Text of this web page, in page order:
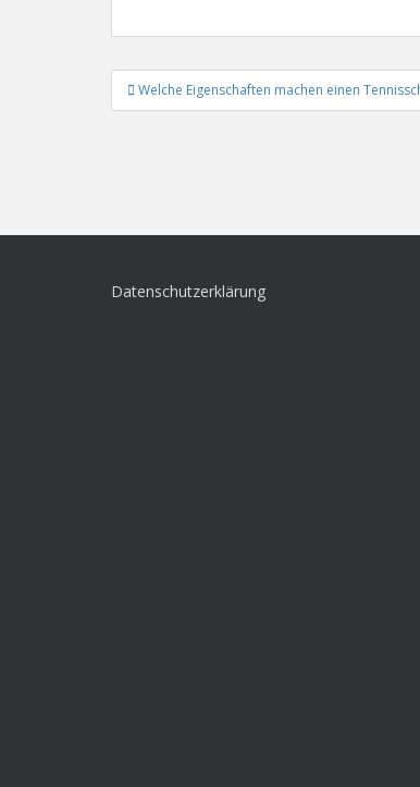
Beitrags-
Navigation
Welche Eigenschaften machen einen
Datenschutzerklärung